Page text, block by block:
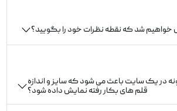
خواهیم شد که نقطه نظرات خود را بگویید؟
در یک سایت باعث می شود که سایز و اندازه
قلم های بکار رفته نمایش داده شود؟